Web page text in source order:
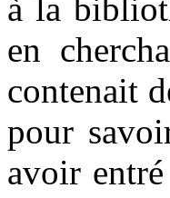
à la
en
contenait
pour
avoir